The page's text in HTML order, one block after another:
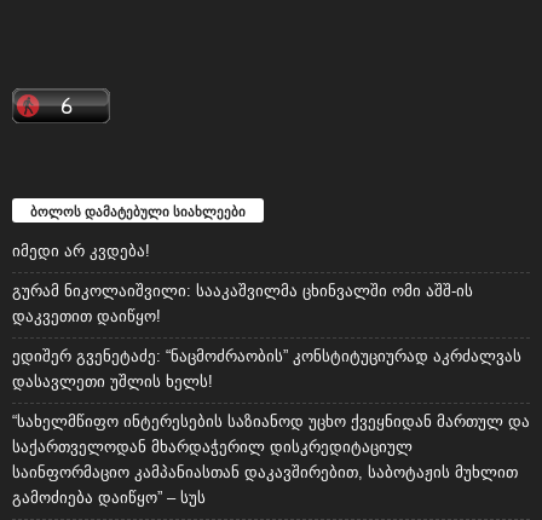
იმედი არ კვდება!
გურამ ნიკოლაიშვილი: სააკაშვილმა ცხინვალში ომი აშშ-ის
დასავლეთი უშლის ხელს!
“სახელმწიფო ინტერესების საზიანოდ უცხო ქვეყნიდან მართულ და
საქართველოდან მხარდაჭერილ დისკრედიტაციულ
საინფორმაციო კამპანიასთან დაკავშირებით, საბოტაჟის მუხლით
იმედია, ასე არ არის!
რუბრიკები
პოლიტიკა